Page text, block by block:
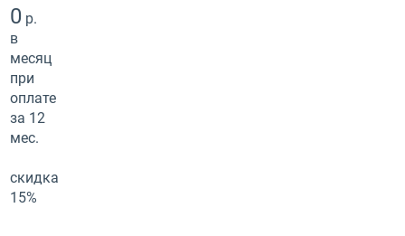
0 р.
в
месяц
при
оплате
за 12
мес.
скидка
15%